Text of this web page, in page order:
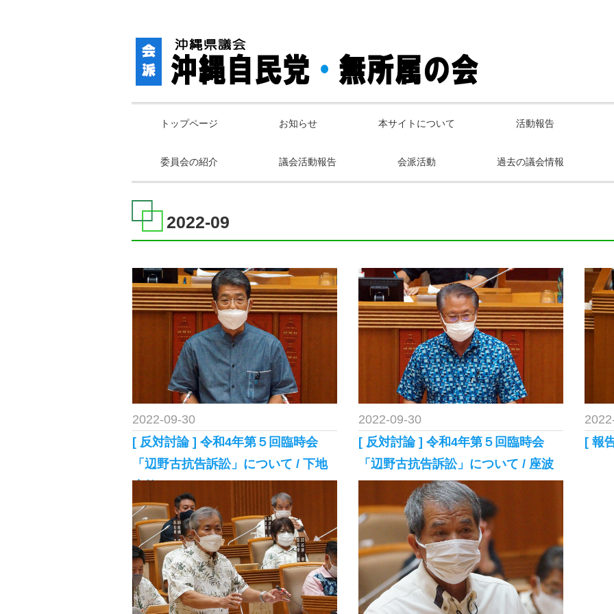
トップページ お知らせ 本サイトについて 活動報告
委員会の紹介 議会活動報告 会派活動 過去の議会情報
2022-09
2022-09-30
[ 反対討論 ] 令和4年第５回臨時会
「辺野古抗告訴訟」について / 下地
康教
2022-09-30
[ 反対討論 ] 令和4年第５回臨時会
「辺野古抗告訴訟」について / 座波
一
[ 報